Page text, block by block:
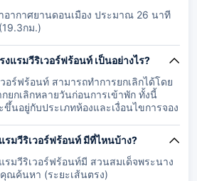
ากาศยานดอนเมือง ประมาณ 26 นาที
กม.)
แรมวีริเวอร์ฟร้อนท์ เป็นอย่างไร?
อร์ฟร้อนท์ สามารถทำการยกเลิกได้โดย
ยกเลิกหลายวันก่อนการเข้าพัก ทั้งนี้
ขึ้นอยู่กับประเภทห้องและเงื่อนไขการจอง
รมวีริเวอร์ฟร้อนท์ มีที่ไหนบ้าง?
รมวีริเวอร์ฟร้อนท์มี สวนสมเด็จพระนาง
ณค้นหา (ระยะเส้นตรง)